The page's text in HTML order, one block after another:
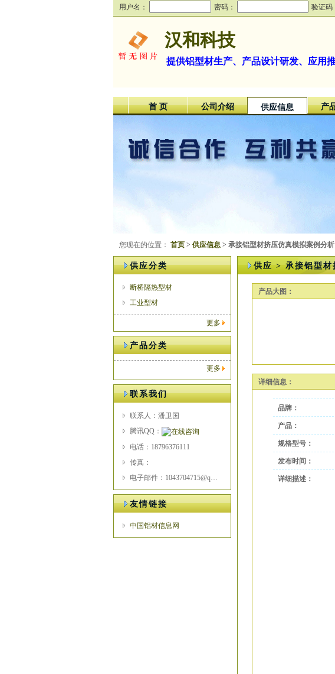
用户名： 密码： 验证码
汉和科技
提供铝型材生产、产品设计研发、应用
首 页 公司介绍 供应信息 产
您现在的位置： 首页 > 供应信息 > 承接铝型材挤压仿真模拟案例分
供应分类
断桥隔热型材
工业型材
更多
产品分类
更多
联系我们
联系人：潘卫国
腾讯QQ：
电话：18796376111
传真：
电子邮件：1043704715@qq.com
友情链接
中国铝材信息网
供应 > 承接铝型材
产品大图：
详细信息：
品牌：
产品：
规格型号：
发布时间：
详细描述：